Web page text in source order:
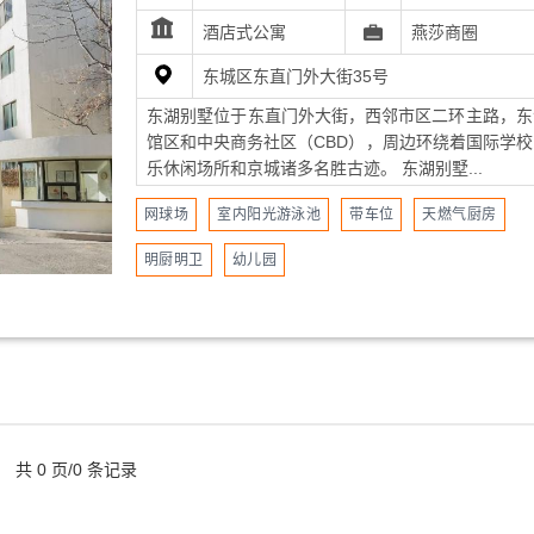
酒店式公寓 燕莎商圈
东城区东直门外大街35号
东湖别墅位于东直门外大街，西邻市区二环主路，
馆区和中央商务社区（CBD），周边环绕着国际学
乐休闲场所和京城诸多名胜古迹。 东湖别墅...
网球场 室内阳光游泳池 带车位 天燃气厨房
明厨明卫 幼儿园
共 0 页/0 条记录